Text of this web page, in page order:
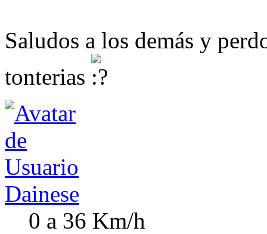
Saludos a los demás y
tonterias
Dainese
0 a 36 Km/h